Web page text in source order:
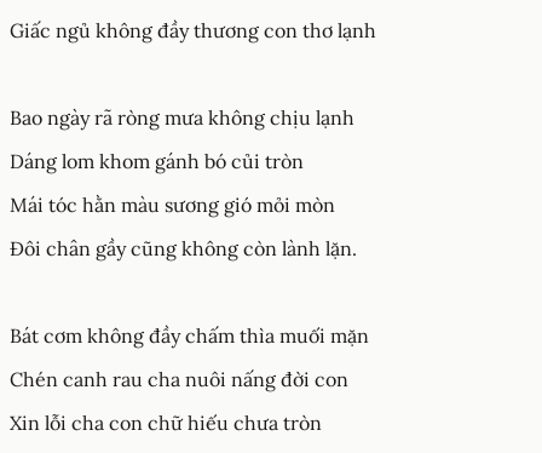
Giấc ngủ không đầy thương con thơ lạnh
Bao ngày rã ròng mưa không chịu lạnh
Dáng lom khom gánh bó củi tròn
Mái tóc hằn màu sương gió mỏi mòn
Đôi chân gầy cũng không còn lành lặn.
Bát cơm không đầy chấm thìa muối mặn
Chén canh rau cha nuôi nấng đời con
Xin lỗi cha con chữ hiếu chưa tròn